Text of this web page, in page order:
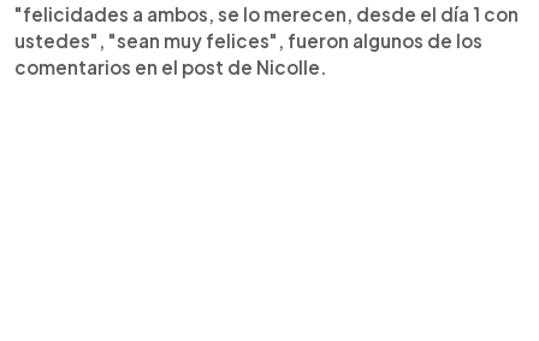
"felicidades a ambos, se lo merecen, desde el día 1 con
ustedes", "sean muy felices", fueron algunos de los
comentarios en el post de Nicolle.